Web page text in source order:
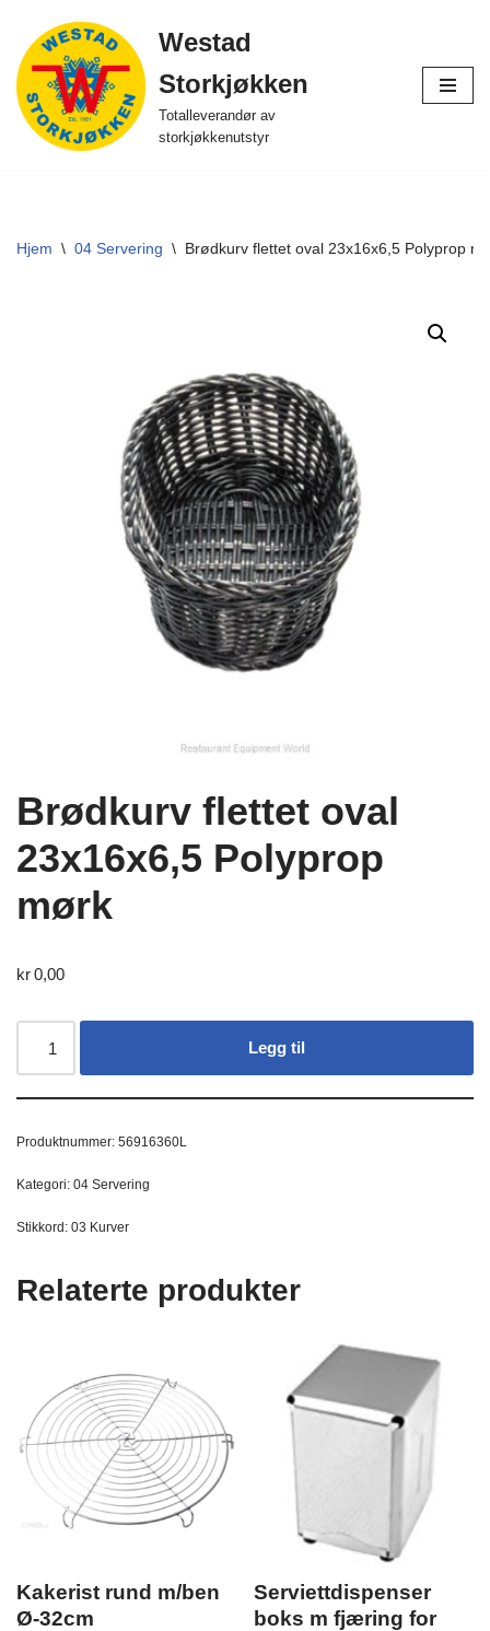
Hopp
til
innholdet
Westad
Storkjøkken
Totalleverandør av
storkjøkkenutstyr
Hjem \ 04 Servering \ Brødkurv flettet oval 23x16x6,5 Polyprop
Brødkurv flettet oval
23x16x6,5 Polyprop
mørk
kr0,00
Legg til
Produktnummer: 56916360L
Kategori: 04 Servering
Stikkord: 03 Kurver
Relaterte produkter
Kakerist rund m/ben
Ø-32cm
Serviettdispenser
boks m fjæring for